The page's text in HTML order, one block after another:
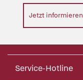
Jetzt informieren
Service-Hotline